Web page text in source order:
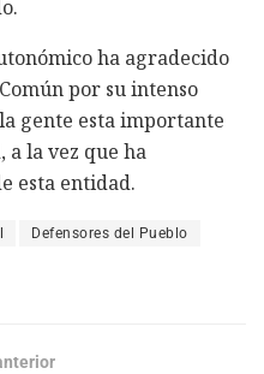
ha agradecido
por su intenso
gente esta importante
la vez que ha
esta entidad.
Defensores del Pueblo